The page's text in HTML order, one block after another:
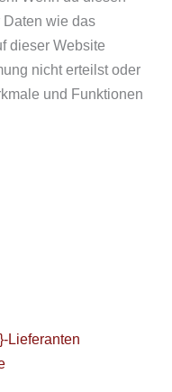
wie das
dieser Website
nicht erteilst oder
und Funktionen
Lieferanten